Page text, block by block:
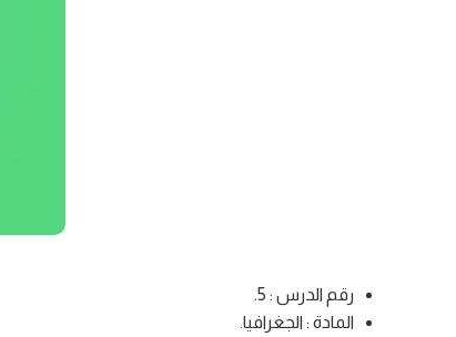
رقم الدرس : 5.
المادة : الجغرافيا.